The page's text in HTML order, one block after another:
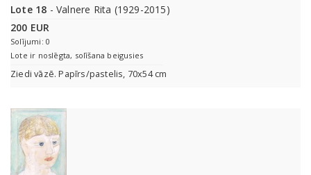
Lote 18 - Valnere Rita (1929-2015)
200 EUR
Solījumi: 0
Lote ir noslēgta, solīšana beigusies
Ziedi vāzē. Papīrs/pastelis, 70x54 cm